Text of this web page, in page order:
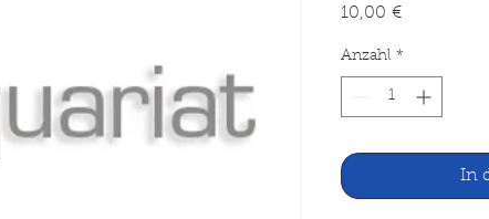
10,00 €Preis
Anzahl *
In